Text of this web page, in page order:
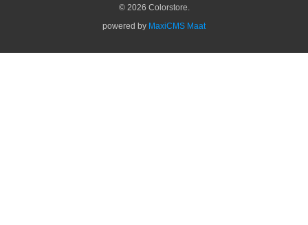
© 2026 Colorstore.
powered by MaxiCMS Maat